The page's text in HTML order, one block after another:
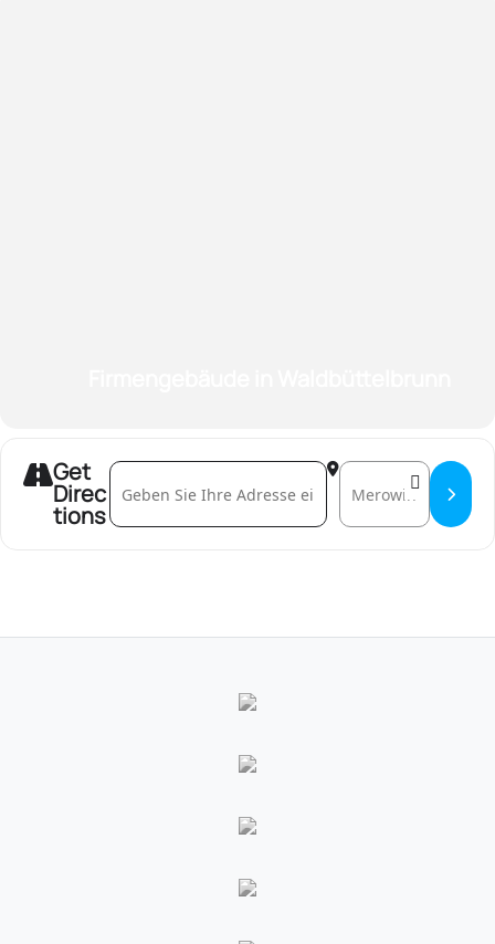
Get
Direc
tions
Address - Erstberatung [] Destination Address